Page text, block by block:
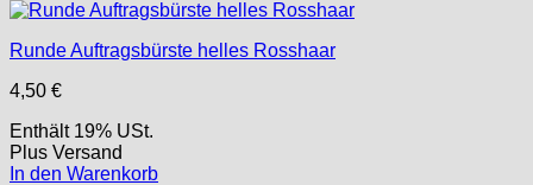
Runde Auftragsbürste helles Rosshaar
4,50 €
Enthält 19% USt.
Plus Versand
In den Warenkorb